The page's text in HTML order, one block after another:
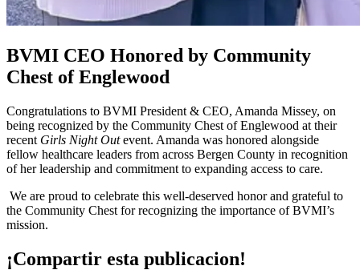
BVMI CEO Honored by Community
Chest of Englewood
Congratulations to BVMI President & CEO, Amanda Missey, on
being recognized by the Community Chest of Englewood at their
recent Girls Night Outevent. Amanda was honored alongside
fellow healthcare leaders from across Bergen County in recognition
of her leadership and commitment to expanding access to care.
We are proud to celebrate this well-deserved honor and grateful to
the Community Chest for recognizing the importance of BVMI’s
mission.
¡Compartir esta publicacion!